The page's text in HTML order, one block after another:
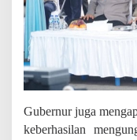
Gubernur juga
keberhasilan